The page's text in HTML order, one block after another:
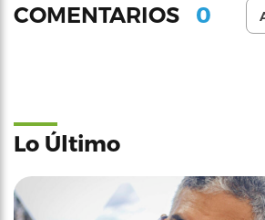
COMENTARIOS 0
Lo Último